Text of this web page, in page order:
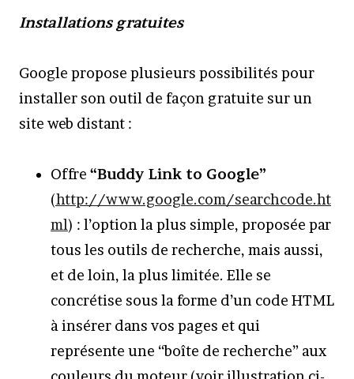
Installations gratuites
Google propose plusieurs possibilités pour
installer son outil de façon gratuite sur un
site web distant :
Offre “Buddy Link to Google”
(http://www.google.com/searchcode.ht
ml) : l’option la plus simple, proposée par
tous les outils de recherche, mais aussi,
et de loin, la plus limitée. Elle se
concrétise sous la forme d’un code HTML
à insérer dans vos pages et qui
représente une “boîte de recherche” aux